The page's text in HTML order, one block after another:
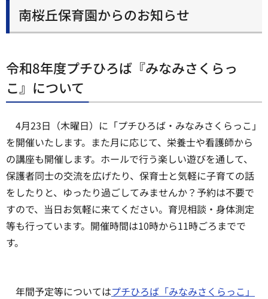
南桜丘保育園からのお知らせ
令和8年度プチひろば『みなみさくらっ
こ』について
4月23日（木曜日）に「プチひろば・みなみさくらっこ」
を開催いたします。また月に応じて、栄養士や看護師から
の講座も開催します。ホールで行う楽しい遊びを通して、
保護者同士の交流を広げたり、保育士と気軽に子育ての話
をしたりと、ゆったり過ごしてみませんか？予約は不要で
すので、当日お気軽に来てください。育児相談・身体測定
等も行っています。開催時間は10時から11時ごろまでで
す。
年間予定等についてはプチひろば「みなみさくらっこ」